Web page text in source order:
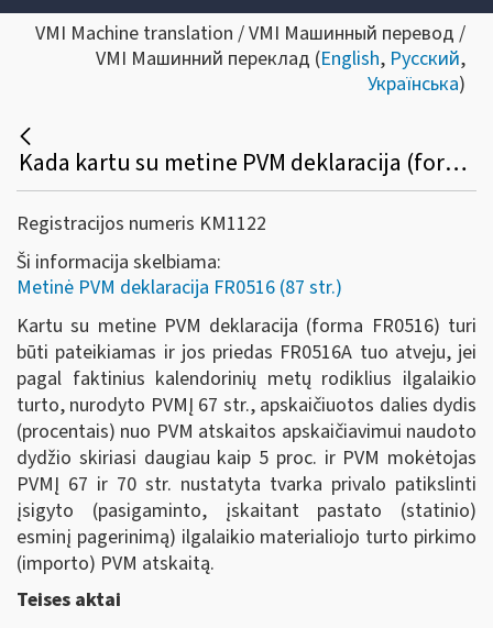
VMI Machine translation / VMI Машинный перевод /
VMI Машинний переклад (English, Русский,
Українська)
Kada kartu su metine PVM deklaracija (forma FR0516) turi būti pateikiamas ir jos priedas (FR0516A))?
Registracijos numeris KM1122
Ši informacija skelbiama:
Metinė PVM deklaracija FR0516 (87 str.)
Kartu su metine PVM deklaracija (forma FR0516) turi
būti pateikiamas ir jos priedas FR0516A tuo atveju, jei
pagal faktinius kalendorinių metų rodiklius ilgalaikio
turto, nurodyto PVMĮ 67 str., apskaičiuotos dalies dydis
(procentais) nuo PVM atskaitos apskaičiavimui naudoto
dydžio skiriasi daugiau kaip 5 proc. ir PVM mokėtojas
PVMĮ 67 ir 70 str. nustatyta tvarka privalo patikslinti
įsigyto (pasigaminto, įskaitant pastato (statinio)
esminį pagerinimą) ilgalaikio materialiojo turto pirkimo
(importo) PVM atskaitą.
Teises aktai